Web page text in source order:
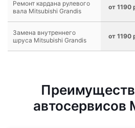
Ремонт кардана рулевого
вала Mitsubishi Grandis
от 1190
Замена внутреннего
шруса Mitsubishi Grandis
от 1190
автосервисов